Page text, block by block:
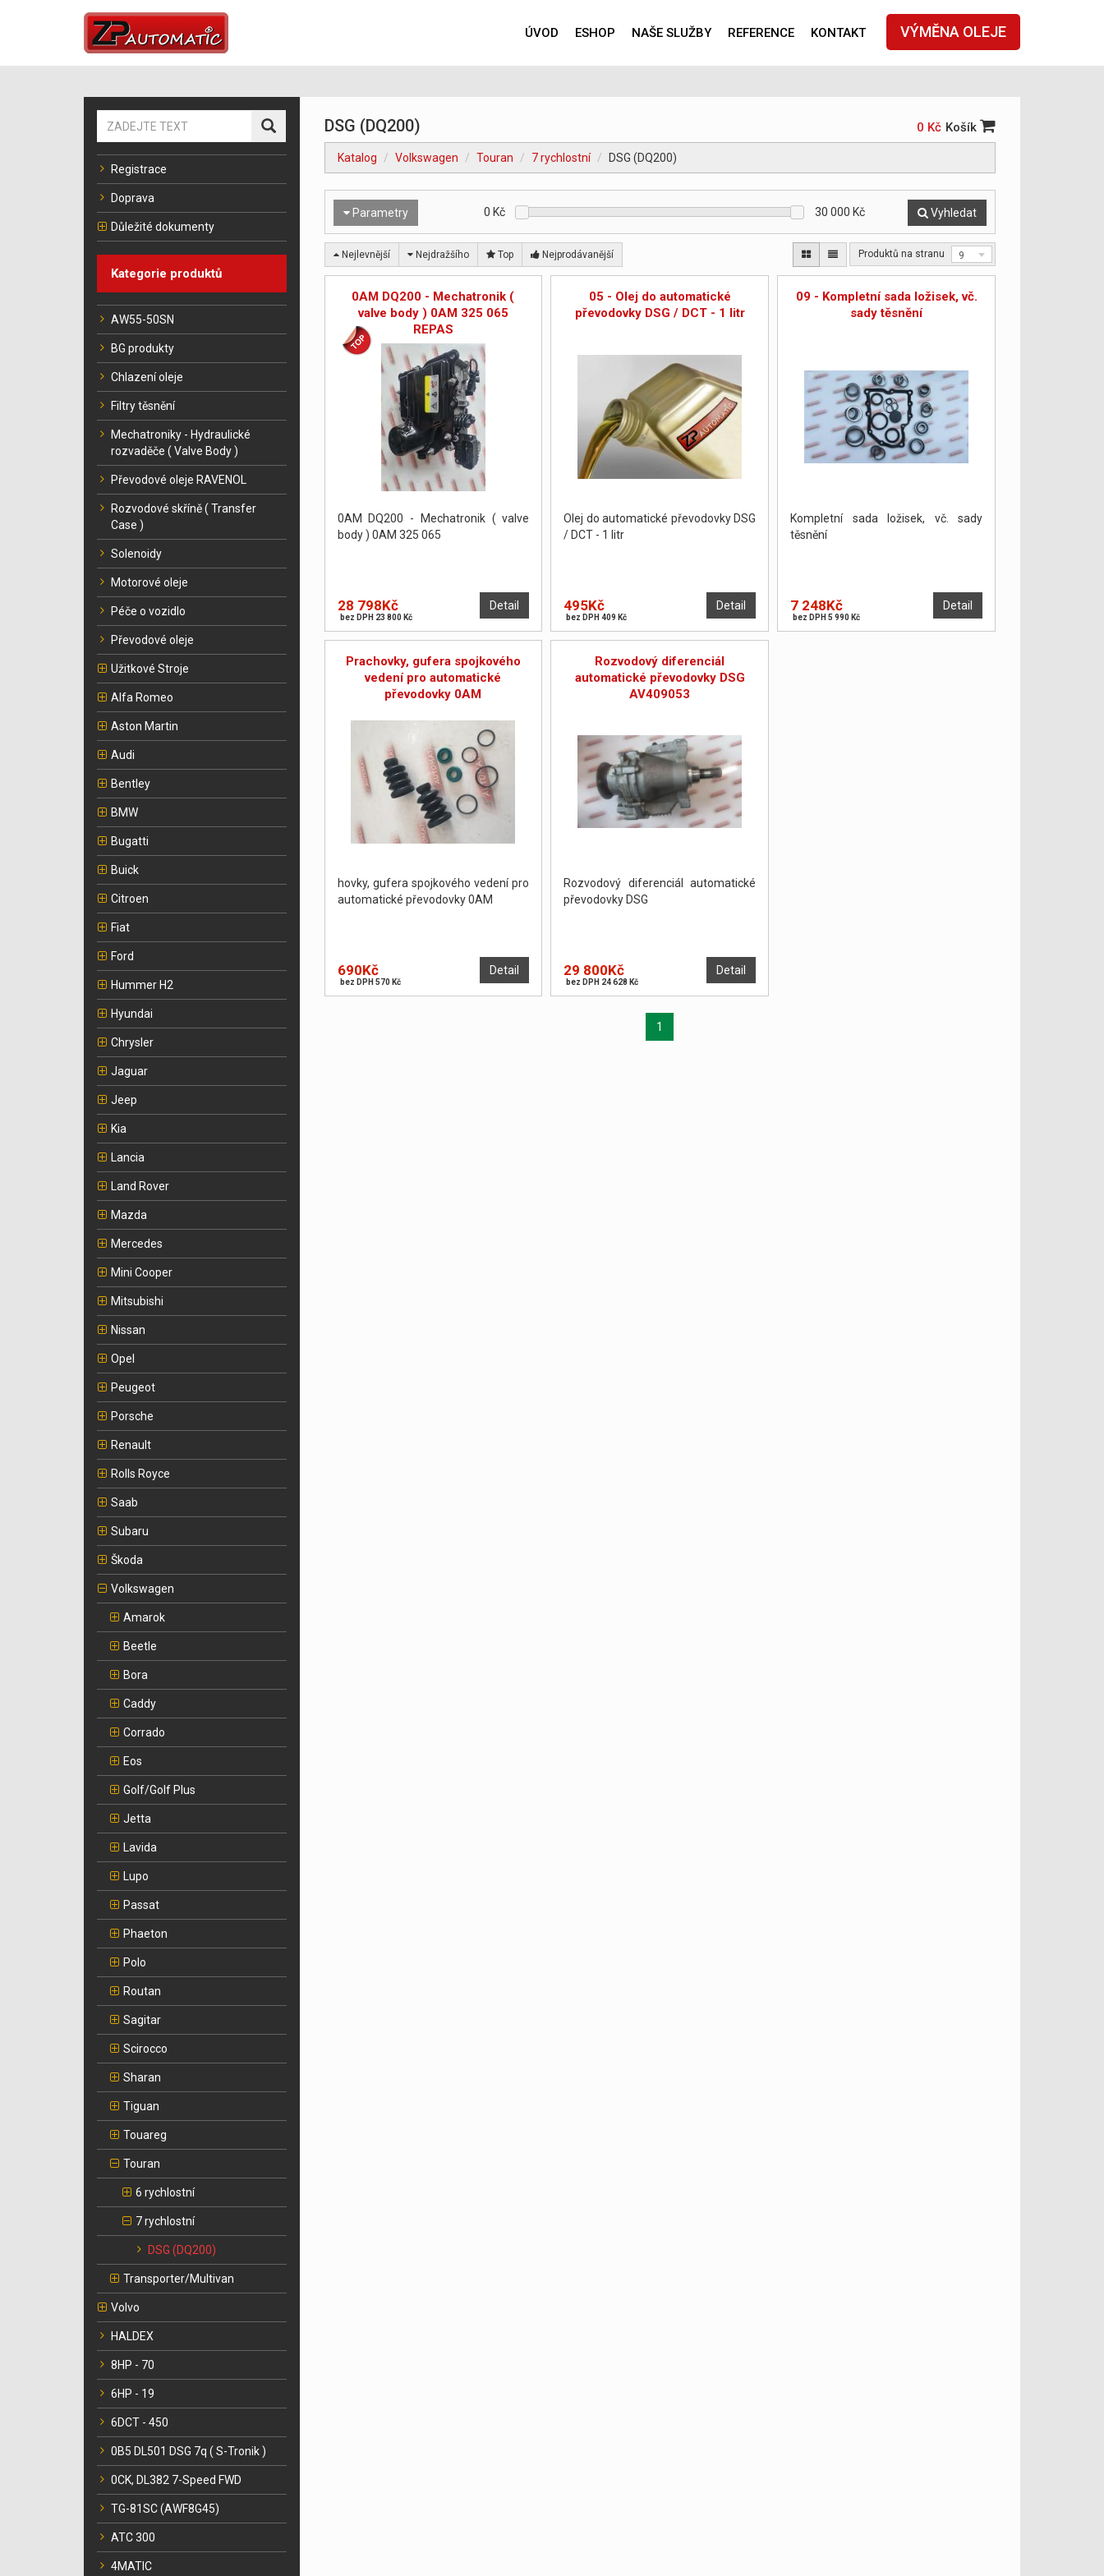
VÝMĚNA OLEJE
ÚVOD ESHOP NAŠE SLUŽBY REFERENCE KONTAKT
Registrace
Doprava
Důležité dokumenty
Kategorie produktů
AW55-50SN
BG produkty
Chlazení oleje
Filtry těsnění
Mechatroniky - Hydraulické
rozvaděče ( Valve Body )
Převodové oleje RAVENOL
Rozvodové skříně ( Transfer
Case )
Solenoidy
Motorové oleje
Péče o vozidlo
Převodové oleje
Užitkové Stroje
Alfa Romeo
Aston Martin
Audi
Bentley
BMW
Bugatti
Buick
Citroen
Fiat
Ford
Hummer H2
Hyundai
Chrysler
Jaguar
Jeep
Kia
Lancia
Land Rover
Mazda
Mercedes
Mini Cooper
Mitsubishi
Nissan
Opel
Peugeot
Porsche
Renault
Rolls Royce
Saab
Subaru
Škoda
Volkswagen
Amarok
Beetle
Bora
Caddy
Corrado
Eos
Golf/Golf Plus
Jetta
Lavida
Lupo
Passat
Phaeton
Polo
Routan
Sagitar
Scirocco
Sharan
Tiguan
Touareg
Touran
6 rychlostní
7 rychlostní
DSG (DQ200)
Transporter/Multivan
Volvo
HALDEX
8HP - 70
6HP - 19
6DCT - 450
0B5 DL501 DSG 7q ( S-Tronik )
0CK, DL382 7-Speed FWD
TG-81SC (AWF8G45)
ATC 300
4MATIC
DSG (DQ200) 0 Kč Košík
Katalog Volkswagen Touran 7 rychlostní DSG (DQ200)
Parametry 0 Kč 30 000 Kč Vyhledat
Nejlevnější Nejdražšího Top Nejprodávanější Produktů na stranu 9
0AM DQ200 - Mechatronik (
valve body ) 0AM 325 065
REPAS
0AM DQ200 - Mechatronik ( valve
body ) 0AM 325 065
Detail
28 798Kč
bez DPH 23 800 Kč
05 - Olej do automatické
převodovky DSG / DCT - 1 litr
Olej do automatické převodovky DSG
/ DCT - 1 litr
Detail
495Kč
bez DPH 409 Kč
09 - Kompletní sada ložisek, vč.
sady těsnění
Kompletní sada ložisek, vč. sady
těsnění
Detail
7 248Kč
bez DPH 5 990 Kč
Prachovky, gufera spojkového
vedení pro automatické
převodovky 0AM
hovky, gufera spojkového vedení pro
automatické převodovky 0AM
Detail
690Kč
bez DPH 570 Kč
Rozvodový diferenciál
automatické převodovky DSG
AV409053
Rozvodový diferenciál automatické
převodovky DSG
Detail
29 800Kč
bez DPH 24 628 Kč
1